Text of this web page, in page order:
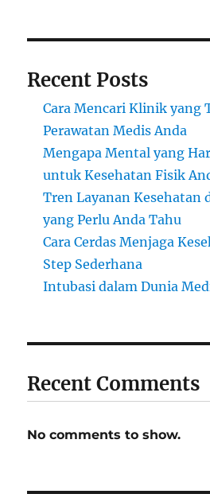
Recent Posts
Cara Mencari Klinik yang
Perawatan Medis Anda
Mengapa Mental yang
untuk Kesehatan Fisik
Tren Layanan Kesehatan
yang Perlu Anda Tahu
Cara Cerdas Menjaga
Step Sederhana
Intubasi dalam Dunia
Recent Comments
No comments to show.